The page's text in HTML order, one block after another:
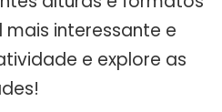
interessante e
e explore as